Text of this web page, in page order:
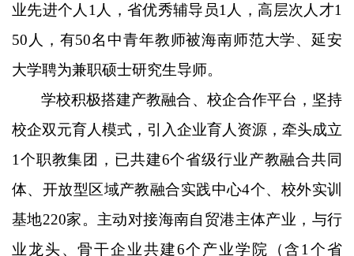
业先进个人1人，省优秀辅导员1人，高层次人才1
50人，有50名中青年教师被海南师范大学、延安
大学聘为兼职硕士研究生导师。
学校积极搭建产教融合、校企合作平台，坚持
校企双元育人模式，引入企业育人资源，牵头成立
1个职教集团，已共建6个省级行业产教融合共同
体、开放型区域产教融合实践中心4个、校外实训
基地220家。主动对接海南自贸港主体产业，与行
业龙头、骨干企业共建6个产业学院（含1个省